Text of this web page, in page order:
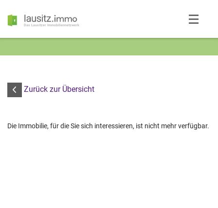
Das Lausitzer Immobiliennetzwerk
Zurück zur Übersicht
Die Immobilie, für die Sie sich interessieren, ist nicht mehr verfügbar.